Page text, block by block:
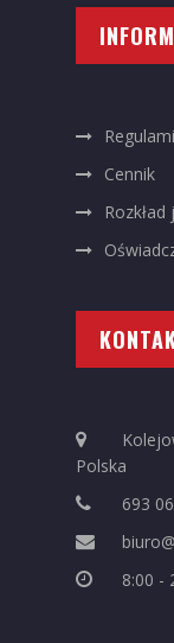
Cennik
Rozkład
Polska
693
8:00 -